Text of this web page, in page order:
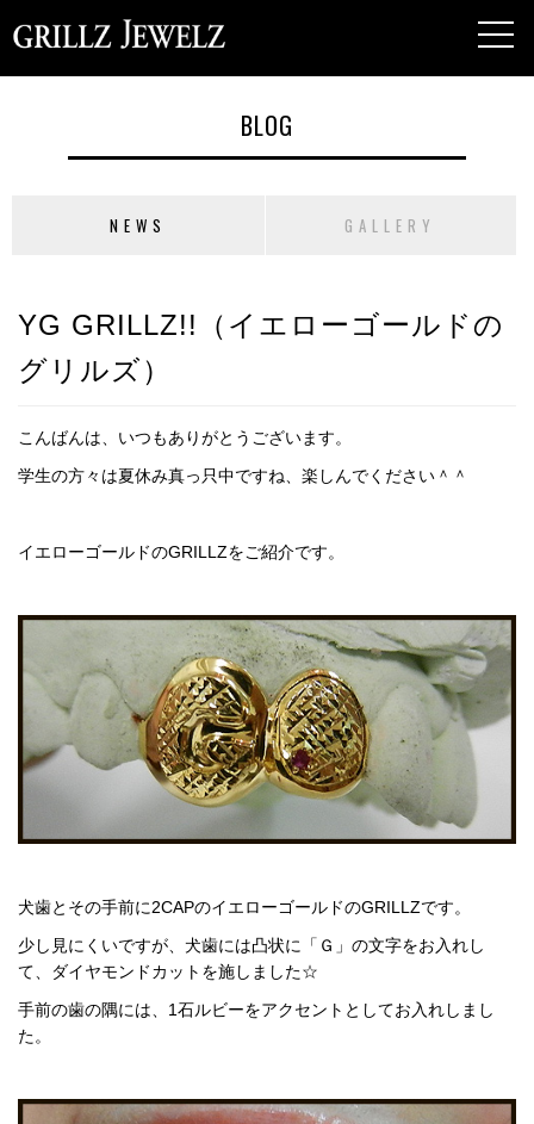
BLOG
NEWS GALLERY
YG GRILLZ!!（イエローゴールドの
グリルズ）
こんばんは、いつもありがとうございます。
学生の方々は夏休み真っ只中ですね、楽しんでください＾＾
イエローゴールドのGRILLZをご紹介です。
犬歯とその手前に2CAPのイエローゴールドのGRILLZです。
少し見にくいですが、犬歯には凸状に「Ｇ」の文字をお入れし
て、ダイヤモンドカットを施しました☆
手前の歯の隅には、1石ルビーをアクセントとしてお入れしまし
た。